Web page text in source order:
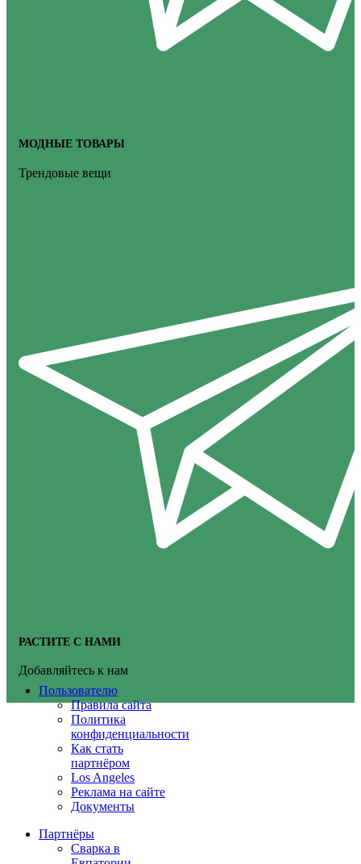
МОДНЫЕ ТОВАРЫ
Трендовые вещи
РАСТИТЕ С НАМИ
Добавляйтесь к нам
Пользователю
Правила сайта
Политика
конфиденциальности
Как стать
партнёром
Los Angeles
Реклама на сайте
Документы
Партнёры
Сварка в